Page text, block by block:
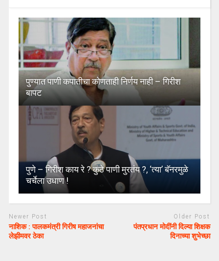
पुण्यात पाणी कपातीचा कोणताही निर्णय नाही – गिरीश
बापट
पुणे – गिरीश काय रे ? कुठे पाणी मुरतंय ?, ‘त्या’ बॅनरमुळे
चर्चेला उधाण !
Newer Post
नाशिक : पालकमंत्री गिरीष महाजनांचा
लेझीमवर ठेका
Older Post
पंतप्रधान मोदींनी दिल्या शिक्षक
दिनाच्या शुभेच्छा